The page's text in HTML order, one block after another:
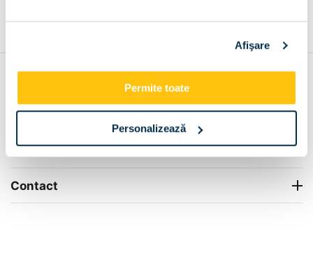
Afişare
Permite toate
Personalizează
Info Center
Livrare
Contact